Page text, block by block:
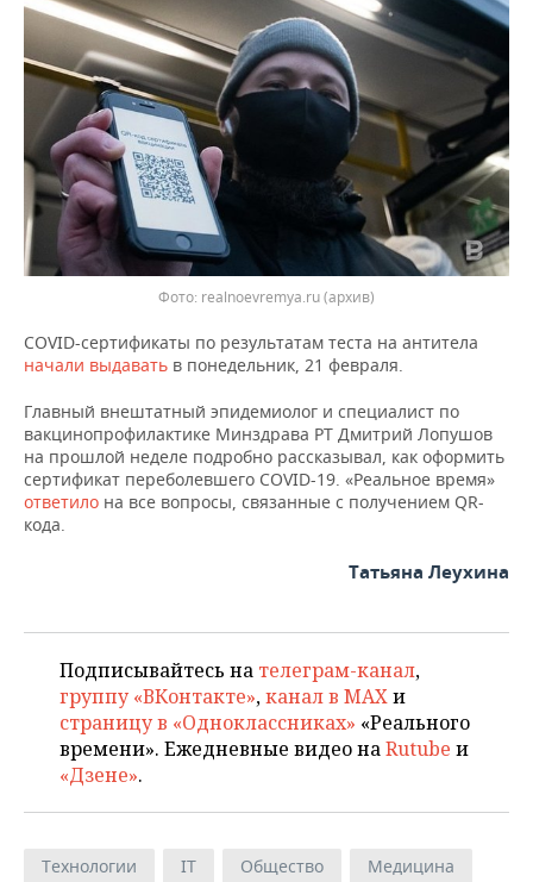
ФИГУРНОЕ КАТАНИЕ
ВОДНЫЕ ВИДЫ СПОРТА
ХОККЕЙ С МЯЧОМ
МЕДИЦИНА
ОБРАЗОВАНИЕ
ПРОИСШЕСТВИЯ
Фото: realnoevremya.ru (архив)
COVID-сертификаты по результатам теста на антитела
начали выдавать в понедельник, 21 февраля.
Главный внештатный эпидемиолог и специалист по
вакцинопрофилактике Минздрава РТ Дмитрий Лопушов
на прошлой неделе подробно рассказывал, как оформить
сертификат переболевшего COVID-19. «Реальное время»
ответило на все вопросы, связанные с получением QR-
кода.
Татьяна Леухина
Подписывайтесь на телеграм-канал,
группу «ВКонтакте»,канал в MAXи
страницу в «Одноклассниках» «Реального
времени». Ежедневные видео наRutube и
«Дзене».
Технологии IT Общество Медицина